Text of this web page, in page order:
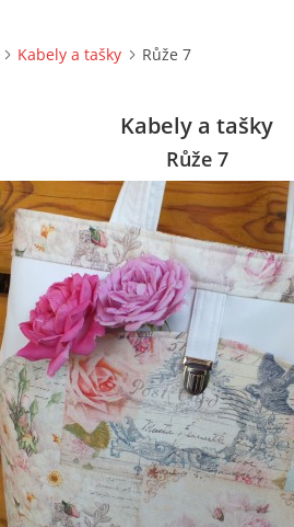
Kabely a tašky Růže 7
Kabely a tašky
Růže 7